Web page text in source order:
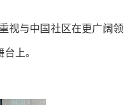
与中国社区在更广阔
上。